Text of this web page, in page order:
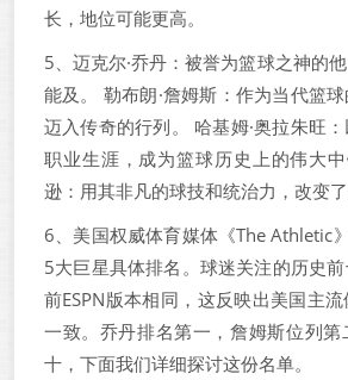
长，地位可能更高。
5、迈克尔·乔丹：被誉为篮球之神的
能及。 勒布朗·詹姆斯：作为当代篮
迈入传奇的行列。 哈基姆·奥拉朱旺
职业生涯，成为篮球历史上的伟大
逊：用其非凡的球技和统治力，改变了
6、美国权威体育媒体《The Athletic
5大巨星具体排名。球迷关注的历史
前ESPN版本相同，这反映出美国主
一致。乔丹排名第一，詹姆斯位列
十，下面我们详细探讨这份名单。